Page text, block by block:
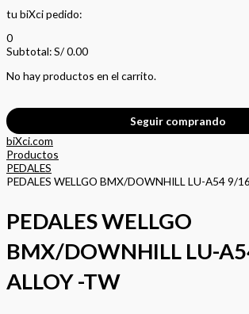
tu biXci pedido:
0
Subtotal:S/0.00
No hay productos en el carrito.
Seguir comprando
biXci.com
Productos
PEDALES
PEDALES WELLGO BMX/DOWNHILL LU-A54 9/
PEDALES WELLGO
BMX/DOWNHILL LU-
ALLOY -TW